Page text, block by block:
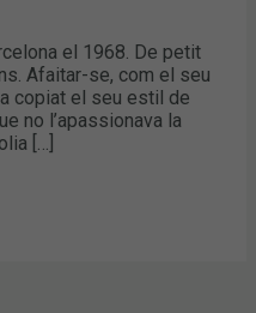
el 1968. De petit
Afaitar-se, com el seu
copiat el seu estil de
no l’apassionava la
[…]